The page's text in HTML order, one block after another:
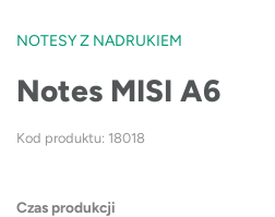
NOTESY Z NADRUKIEM
Notes MISI A6
Kod produktu: 18018
Czas produkcji